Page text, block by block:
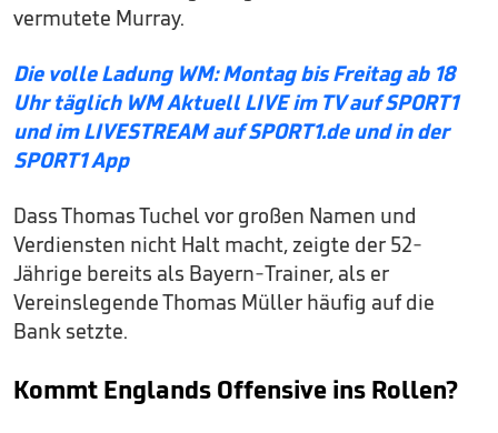
vermutete Murray.
Die volle Ladung WM: Montag bis Freitag ab 18
Uhr täglich WM Aktuell LIVE im TV auf SPORT1
und im LIVESTREAM auf SPORT1.de und in der
SPORT1 App
Dass Thomas Tuchel vor großen Namen und
Verdiensten nicht Halt macht, zeigte der 52-
Jährige bereits als Bayern-Trainer, als er
Vereinslegende Thomas Müller häufig auf die
Bank setzte.
Kommt Englands Offensive ins Rollen?